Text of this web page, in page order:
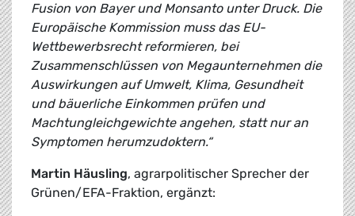
Fusion von Bayer und Monsanto unter Druck. Die
Europäische Kommission muss das EU-
Wettbewerbsrecht reformieren, bei
Zusammenschlüssen von Megaunternehmen die
Auswirkungen auf Umwelt, Klima, Gesundheit
und bäuerliche Einkommen prüfen und
Machtungleichgewichte angehen, statt nur an
Symptomen herumzudoktern.“
Martin Häusling, agrarpolitischer Sprecher der
Grünen/EFA-Fraktion, ergänzt: